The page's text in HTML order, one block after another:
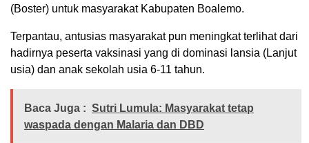
(Boster) untuk masyarakat Kabupaten Boalemo.
Terpantau, antusias masyarakat pun meningkat terlihat dari
hadirnya peserta vaksinasi yang di dominasi lansia (Lanjut
usia) dan anak sekolah usia 6-11 tahun.
Baca Juga : Sutri Lumula: Masyarakat tetap
waspada dengan Malaria dan DBD